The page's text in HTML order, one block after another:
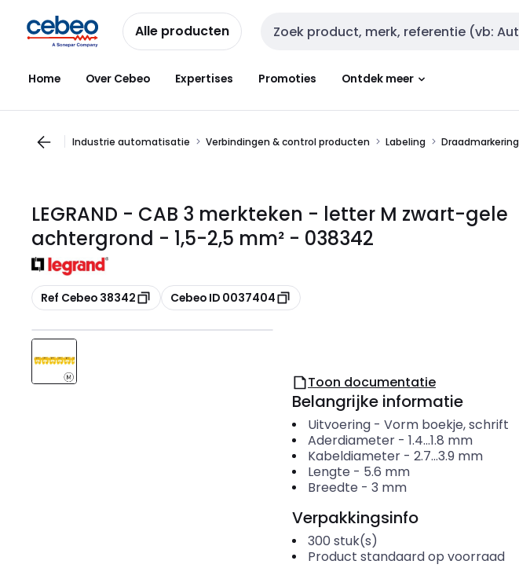
naar
navigatie
naar
inhoud
Alle producten Zoekveld invoer
Home Over Cebeo Expertises Promoties Ontdek meer
Industrie automatisatie Verbindingen & control producten Labeling Draadmarkering
LEGRAND - CAB 3 merkteken - letter M zwart-gele
achtergrond - 1,5-2,5 mm² - 038342
Kopiëren
Ref Cebeo 38342 Kopiëren
Cebeo ID 0037404
Toon documentatie
Belangrijke informatie
Uitvoering- Vorm boekje, schrift
Aderdiameter- 1.4...1.8 mm
Kabeldiameter- 2.7...3.9 mm
Lengte - 5.6 mm
Breedte - 3 mm
Verpakkingsinfo
300 stuk(s)
Product standaard op voorraad